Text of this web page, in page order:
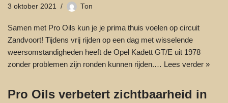
3 oktober 2021 Ton
Samen met Pro Oils kun je je prima thuis voelen op circuit
Zandvoort! Tijdens vrij rijden op een dag met wisselende
weersomstandigheden heeft de Opel Kadett GT/E uit 1978
zonder problemen zijn ronden kunnen rijden.… Lees verder »
Pro Oils verbetert zichtbaarheid in